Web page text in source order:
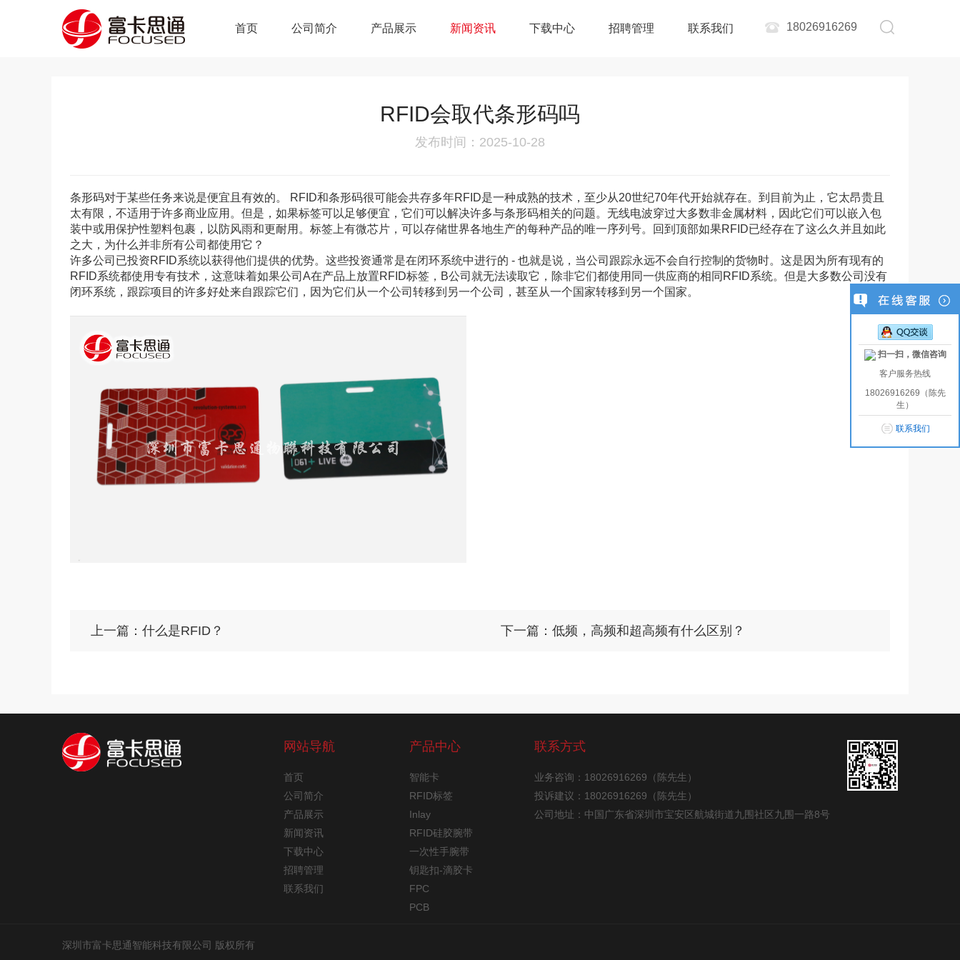
首页 公司简介 产品展示 新闻资讯 下载中心 招聘管理 联系我们 18026916269
RFID会取代条形码吗
发布时间：2025-10-28
条形码对于某些任务来说是便宜且有效的。 RFID和条形码很可能会共存多年RFID是一种成熟的技术，至少从20世纪70年代开始就存在。到目前为止，它太昂贵且
太有限，不适用于许多商业应用。但是，如果标签可以足够便宜，它们可以解决许多与条形码相关的问题。无线电波穿过大多数非金属材料，因此它们可以嵌入包
装中或用保护性塑料包裹，以防风雨和更耐用。标签上有微芯片，可以存储世界各地生产的每种产品的唯一序列号。回到顶部如果RFID已经存在了这么久并且如此
之大，为什么并非所有公司都使用它？
许多公司已投资RFID系统以获得他们提供的优势。这些投资通常是在闭环系统中进行的 - 也就是说，当公司跟踪永远不会自行控制的货物时。这是因为所有现有的
RFID系统都使用专有技术，这意味着如果公司A在产品上放置RFID标签，B公司就无法读取它，除非它们都使用同一供应商的相同RFID系统。但是大多数公司没有
闭环系统，跟踪项目的许多好处来自跟踪它们，因为它们从一个公司转移到另一个公司，甚至从一个国家转移到另一个国家。
上一篇：什么是RFID？ 下一篇：低频，高频和超高频有什么区别？
网站导航
首页
公司简介
产品展示
新闻资讯
下载中心
招聘管理
联系我们
产品中心
智能卡
RFID标签
Inlay
RFID硅胶腕带
一次性手腕带
钥匙扣-滴胶卡
FPC
PCB
联系方式
业务咨询：18026916269（陈先生）
投诉建议：18026916269（陈先生）
公司地址：中国广东省深圳市宝安区航城街道九围社区九围一路8号
深圳市富卡思通智能科技有限公司 版权所有
扫一扫，微信咨询
客户服务热线
18026916269（陈先
生）
联系我们